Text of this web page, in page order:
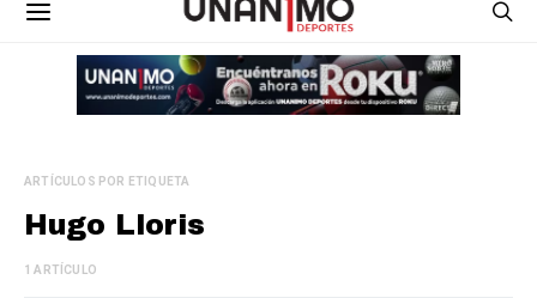
ARTÍCULOS POR ETIQUETA
Hugo Lloris
1 ARTÍCULO